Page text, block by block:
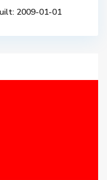
2009-01-01